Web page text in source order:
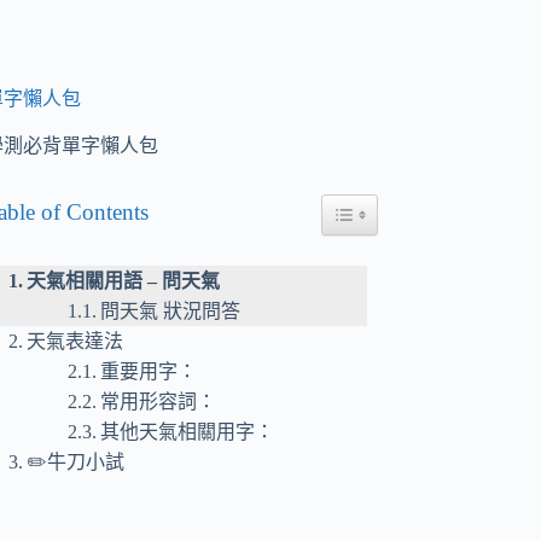
字懶人包
測必背單字懶人包
of Contents Toggle Table of Content
天氣相關用語 – 問天氣
問天氣 狀況問答
天氣表達法
重要用字：
常用形容詞：
其他天氣相關用字：
✏️牛刀小試